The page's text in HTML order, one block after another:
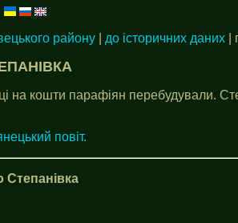
району до історичних даних |
кошти парафіян перебудували.
повіт.
Степанівка